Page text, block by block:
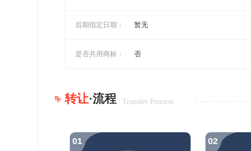
后期指定日期： 暂无
是否共用商标： 否
转让·流程 Transfer Process